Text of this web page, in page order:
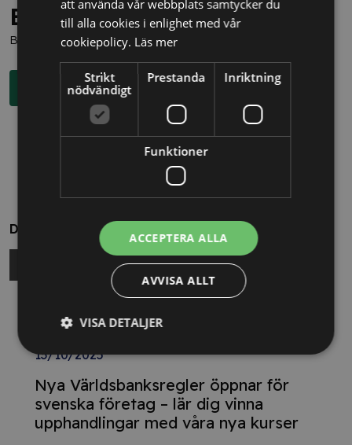
Behöver du juridisk hjälp?
Boka en kostnadsfri konsultation direkt via knappen nedan.
Boka rådgivning
Dela
Relaterade nyheter
13/10/2025
Nya Världsbanksregler öppnar för
svenska företag – lär dig vinna
upphandlingar med våra nya kurser
att använda vår webbplats samtycker du
till alla cookies i enlighet med vår
cookiepolicy. Läs mer
Strikt
nödvändigt
Prestanda Inriktning
Funktioner
ACCEPTERA ALLA
AVVISA ALLT
VISA DETALJER